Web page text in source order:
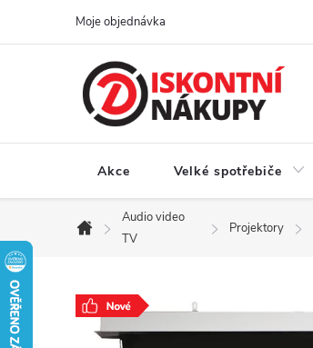
Moje objednávka
Akce Velké spotřebiče
Domů
Audio video
TV
Projektory